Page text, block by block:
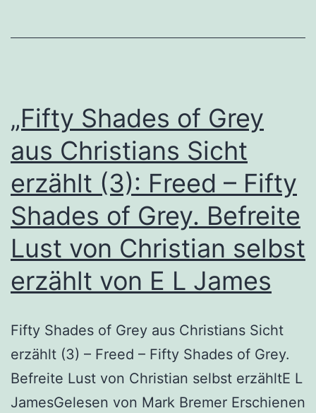
„Fifty Shades of Grey
aus Christians Sicht
erzählt (3): Freed – Fifty
Shades of Grey. Befreite
Lust von Christian selbst
erzählt von E L James
Fifty Shades of Grey aus Christians Sicht
erzählt (3) – Freed – Fifty Shades of Grey.
Befreite Lust von Christian selbst erzähltE L
JamesGelesen von Mark Bremer Erschienen